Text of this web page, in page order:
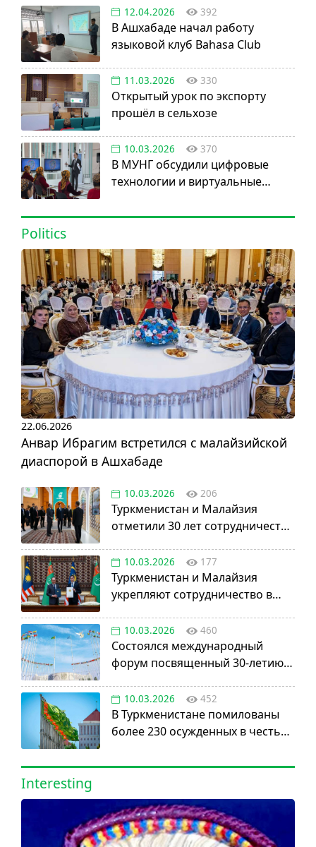
12.04.2026 392
В Ашхабаде начал работу
языковой клуб Bahasa Club
11.03.2026 330
Открытый урок по экспорту
прошёл в сельхозе
10.03.2026 370
В МУНГ обсудили цифровые
технологии и виртуальные
Politics
22.06.2026
Анвар Ибрагим встретился с малайзийской
диаспорой в Ашхабаде
10.03.2026 206
Туркменистан и Малайзия
отметили 30 лет сотрудничества
10.03.2026 177
Туркменистан и Малайзия
укрепляют сотрудничество в
10.03.2026 460
Состоялся международный
форум посвященный 30-летию
нейтралитета
10.03.2026 452
В Туркменистане помилованы
более 230 осужденных в честь
Interesting